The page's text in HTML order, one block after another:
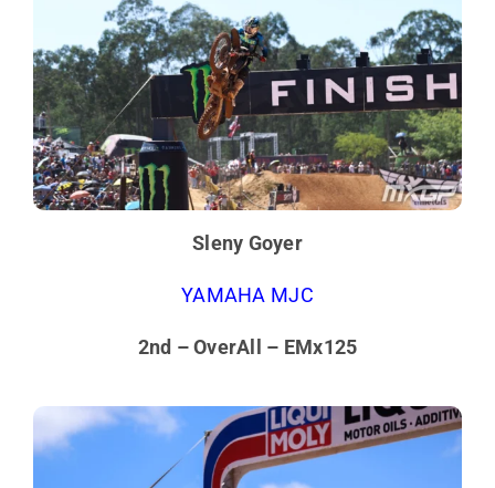
Sleny Goyer
YAMAHA MJC
2nd – OverAll – EMx125